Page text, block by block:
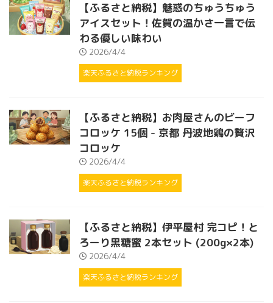
【ふるさと納税】魅惑のちゅうちゅう
アイスセット！佐賀の温かさ一言で伝
わる優しい味わい
2026/4/4
楽天ふるさと納税ランキング
【ふるさと納税】お肉屋さんのビーフ
コロッケ 15個 - 京都 丹波地鶏の贅沢
コロッケ
2026/4/4
楽天ふるさと納税ランキング
【ふるさと納税】伊平屋村 完コピ！と
ろーり黒糖蜜 2本セット (200g×2本)
2026/4/4
楽天ふるさと納税ランキング